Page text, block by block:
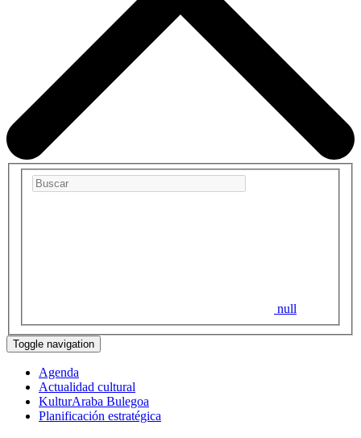
null
Toggle navigation
Agenda
Actualidad cultural
KulturAraba Bulegoa
Planificación estratégica